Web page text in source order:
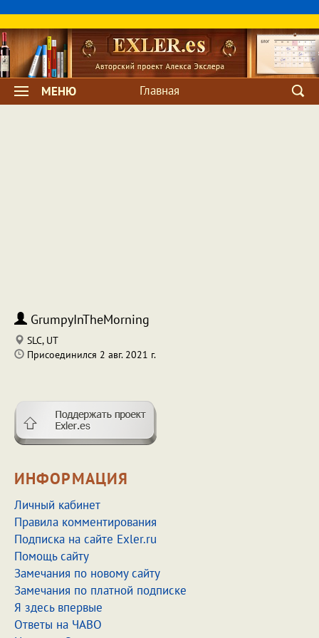
МЕНЮ Главная
GrumpyInTheMorning
SLC, UT
Присоединился 2 авг. 2021 г.
ИНФОРМАЦИЯ
Личный кабинет
Правила комментирования
Подписка на сайте Exler.ru
Помощь сайту
Замечания по новому сайту
Замечания по платной подписке
Я здесь впервые
Ответы на ЧАВО